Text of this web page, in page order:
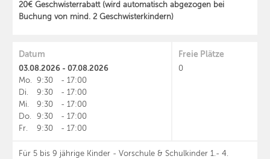
20€ Geschwisterrabatt (wird automatisch abgezogen bei
Buchung von mind. 2 Geschwisterkindern)
Datum
03.08.2026 - 07.08.2026
Mo. 9:30 - 17:00
Di.
9:30 - 17:00
Mi.
9:30 - 17:00
Do.
9:30 - 17:00
Fr.
9:30 - 17:00
Für 5 bis 9 jährige Kinder - Vorschule & Schulkinder 1.- 4.
Freie Plätze
0